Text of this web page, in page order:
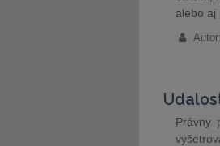
alebo aj
Právny